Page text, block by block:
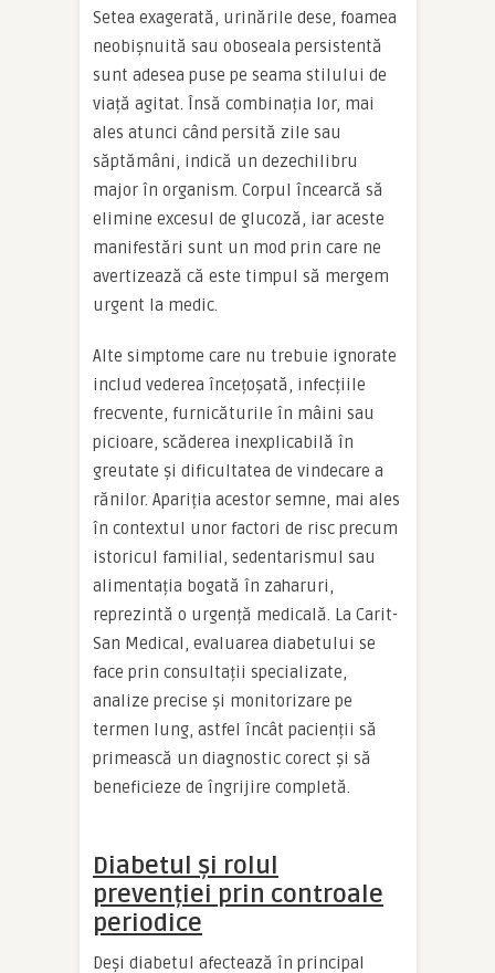
Setea exagerată, urinările dese, foamea
neobișnuită sau oboseala persistentă
sunt adesea puse pe seama stilului de
viață agitat. Însă combinația lor, mai
ales atunci când persită zile sau
săptămâni, indică un dezechilibru
major în organism. Corpul încearcă să
elimine excesul de glucoză, iar aceste
manifestări sunt un mod prin care ne
avertizează că este timpul să mergem
urgent la medic.
Alte simptome care nu trebuie ignorate
includ vederea încețoșată, infecțiile
frecvente, furnicăturile în mâini sau
picioare, scăderea inexplicabilă în
greutate și dificultatea de vindecare a
rănilor. Apariția acestor semne, mai ales
în contextul unor factori de risc precum
istoricul familial, sedentarismul sau
alimentația bogată în zaharuri,
reprezintă o urgență medicală. La Carit-
San Medical, evaluarea diabetului se
face prin consultații specializate,
analize precise și monitorizare pe
termen lung, astfel încât pacienții să
primească un diagnostic corect și să
beneficieze de îngrijire completă.
Diabetul și rolul
prevenției prin controale
periodice
Deși diabetul afectează în principal